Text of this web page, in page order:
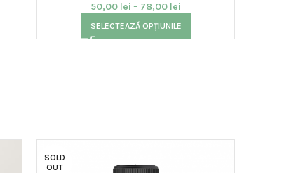
50,00 lei – 78,00 lei
SELECTEAZĂ OPȚIUNILE
SOLD
OUT